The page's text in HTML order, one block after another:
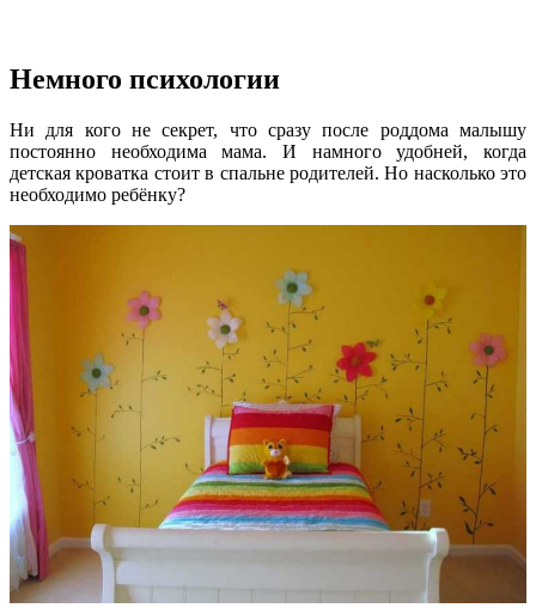
Немного психологии
Ни для кого не секрет, что сразу после роддома малышу
постоянно необходима мама. И намного удобней, когда
детская кроватка стоит в спальне родителей. Но насколько это
необходимо ребёнку?